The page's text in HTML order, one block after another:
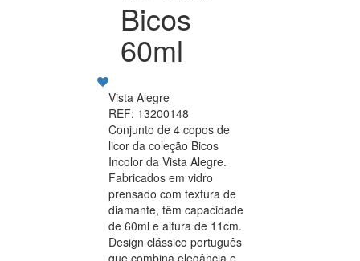
Bicos
60ml
Vista Alegre
REF: 13200148
Conjunto de 4 copos de
licor da coleção Bicos
Incolor da Vista Alegre.
Fabricados em vidro
prensado com textura de
diamante, têm capacidade
de 60ml e altura de 11cm.
Design clássico português